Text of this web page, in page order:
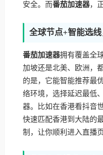
安全。而番茄加速器，
全球节点+智能选
番茄加速器拥有覆盖全
加坡还是北美、欧洲，
的是，它能智能推荐最
络环境，选择延迟最低
器。比如在香港看抖音
快速匹配香港到大陆的
制，让你顺利进入直播页